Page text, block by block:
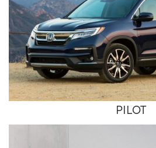
PILOT